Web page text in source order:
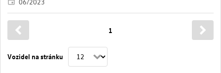
Vozidel na stránku
1